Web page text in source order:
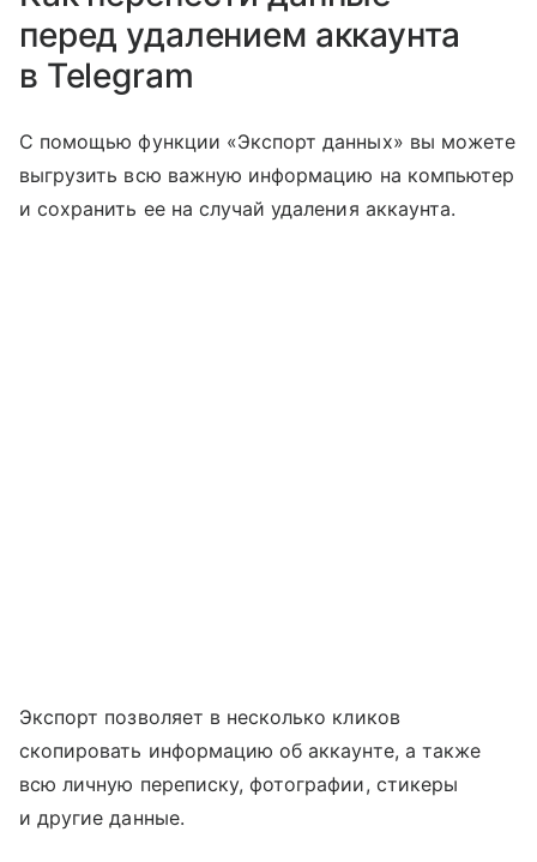
перед удалением аккаунта
в Telegram
С помощью функции «Экспорт данных» вы можете
выгрузить всю важную информацию на компьютер
и сохранить ее на случай удаления аккаунта.
Экспорт позволяет в несколько кликов
скопировать информацию об аккаунте, а также
всю личную переписку, фотографии, стикеры
и другие данные.